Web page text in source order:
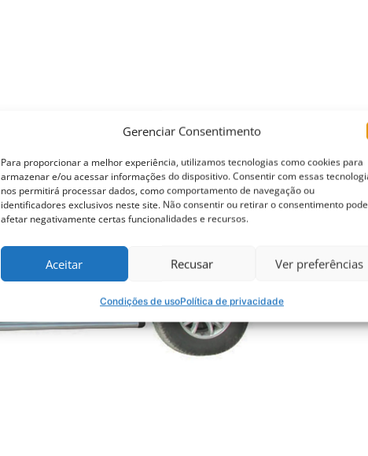
Gerenciar Consentimento
Para proporcionar a melhor experiência, utilizamos tecnologias como cookies para
armazenar e/ou acessar informações do dispositivo. Consentir com essas
nos permitirá processar dados, como comportamento de navegação ou
identificadores exclusivos neste site. Não consentir ou retirar o consentimento pode
afetar negativamente certas funcionalidades e recursos.
Aceitar Recusar Ver preferências
Condições de usoPolítica de privacidade